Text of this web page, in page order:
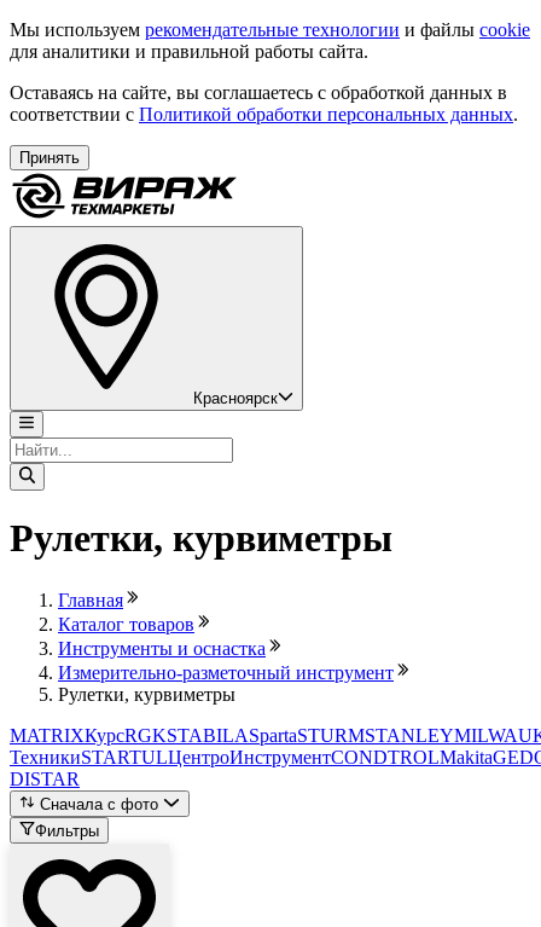
Мы используем рекомендательные технологии и файлы cookie
для аналитики и правильной работы сайта.
Оставаясь на сайте, вы соглашаетесь с обработкой данных в
соответствии с Политикой обработки персональных данных.
Принять
Красноярск
Рулетки, курвиметры
Главная
Каталог товаров
Инструменты и оснастка
Измерительно-разметочный инструмент
Рулетки, курвиметры
MATRIXКурсRGKSTABILASpartaSTURMSTANLEY
ТехникиSTARTULЦентроИнструментCONDTROLMakita
DISTAR
Сначала с фото
Фильтры